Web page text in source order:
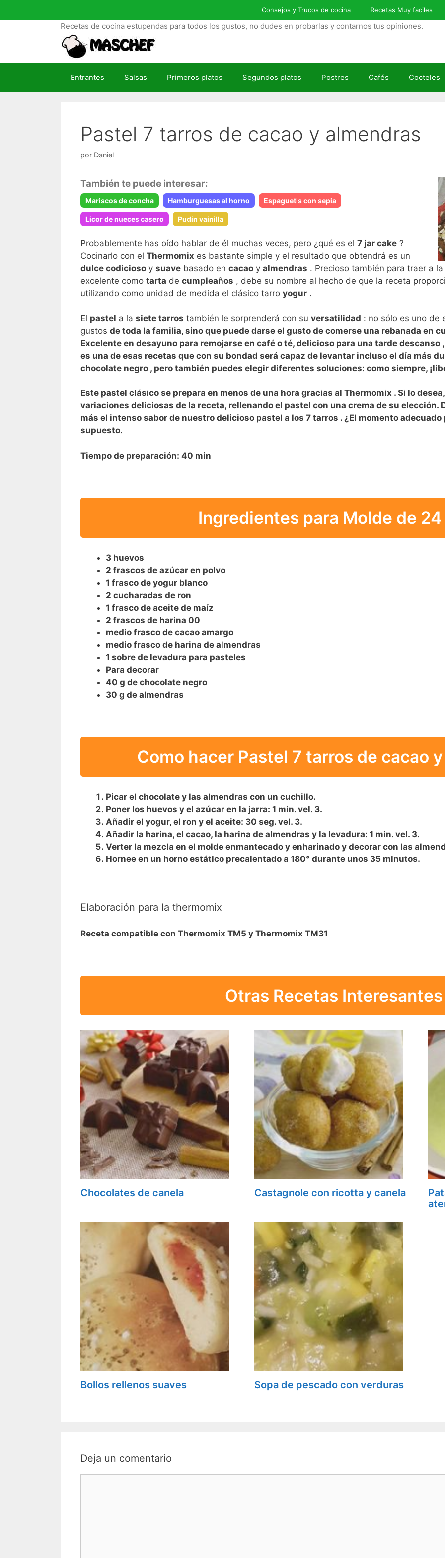
a
l
Consejos y Trucos de cocina Recetas Muy faciles
Recetas de cocina estupendas para todos los gustos, no dudes en probarlas y contarnos tus opiniones.
Entrantes Salsas Primeros platos Segundos platos Postres Cafés Cocteles
Pastel 7 tarros de cacao y almendras
por Daniel
También te puede interesar:
Mariscos de concha Hamburguesas al horno Espaguetis con sepia
Licor de nueces casero Pudin vainilla
Probablemente has oído hablar de él muchas veces, pero ¿qué es el 7 jar cake ?
Cocinarlo con el Thermomix es bastante simple y el resultado que obtendrá es un
dulce codicioso y suave basado en cacao y almendras . Precioso también para traer a
excelente como tarta de cumpleaños , debe su nombre al hecho de que la receta
utilizando como unidad de medida el clásico tarro yogur .
El pastel a la siete tarros también le sorprenderá con su versatilidad : no sólo es uno de
gustos de toda la familia, sino que puede darse el gusto de comerse una rebanada en
Excelente en desayuno para remojarse en café o té, delicioso para una tarde descanso
es una de esas recetas que con su bondad será capaz de levantar incluso el día más
chocolate negro , pero también puedes elegir diferentes soluciones: como siempre,
Este pastel clásico se prepara en menos de una hora gracias al Thermomix . Si lo
variaciones deliciosas de la receta, rellenando el pastel con una crema de su elección.
más el intenso sabor de nuestro delicioso pastel a los 7 tarros . ¿El momento
supuesto.
Tiempo de preparación: 40 min
Ingredientes para Molde de
3 huevos
2 frascos de azúcar en polvo
1 frasco de yogur blanco
2 cucharadas de ron
1 frasco de aceite de maíz
2 frascos de harina 00
medio frasco de cacao amargo
medio frasco de harina de almendras
1 sobre de levadura para pasteles
Para decorar
40 g de chocolate negro
30 g de almendras
Como hacer Pastel 7 tarros de cacao
Picar el chocolate y las almendras con un cuchillo.
Poner los huevos y el azúcar en la jarra: 1 min. vel. 3.
Añadir el yogur, el ron y el aceite: 30 seg. vel. 3.
Añadir la harina, el cacao, la harina de almendras y la levadura: 1 min. vel. 3.
Verter la mezcla en el molde enmantecado y enharinado y decorar con las
Hornee en un horno estático precalentado a 180° durante unos 35 minutos.
Elaboración para la thermomix
Receta compatible con Thermomix TM5 y Thermomix TM31
Otras Recetas Interesantes
Chocolates de canela Castagnole con ricotta y canela
Bollos rellenos suaves Sopa de pescado con verduras
Deja un comentario